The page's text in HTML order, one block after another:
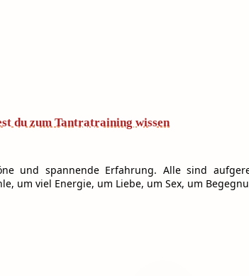
du zum Tantratraining wissen
und spannende Erfahrung. Alle sind
um viel Energie, um Liebe, um Sex, um